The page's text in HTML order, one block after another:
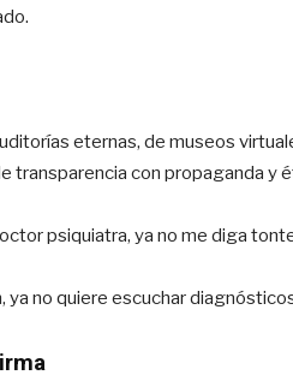
eternas, de museos
transparencia con propaganda y
psiquiatra, ya no me diga
no quiere escuchar